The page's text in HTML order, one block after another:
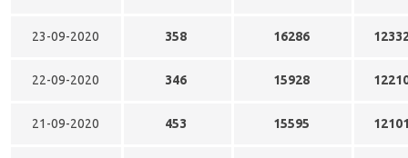
23-09-2020 358 16286
22-09-2020 346 15928
21-09-2020 453 15595